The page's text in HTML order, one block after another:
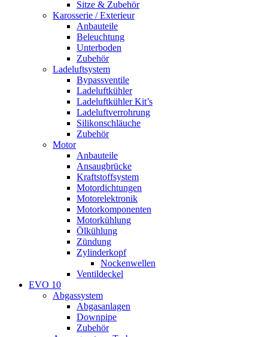
Sitze & Zubehör
Karosserie / Exterieur
Anbauteile
Beleuchtung
Unterboden
Zubehör
Ladeluftsystem
Bypassventile
Ladeluftkühler
Ladeluftkühler Kit’s
Ladeluftverrohrung
Silikonschläuche
Zubehör
Motor
Anbauteile
Ansaugbrücke
Kraftstoffsystem
Motordichtungen
Motorelektronik
Motorkomponenten
Motorkühlung
Ölkühlung
Zündung
Zylinderkopf
Nockenwellen
Ventildeckel
EVO 10
Abgassystem
Abgasanlagen
Downpipe
Zubehör